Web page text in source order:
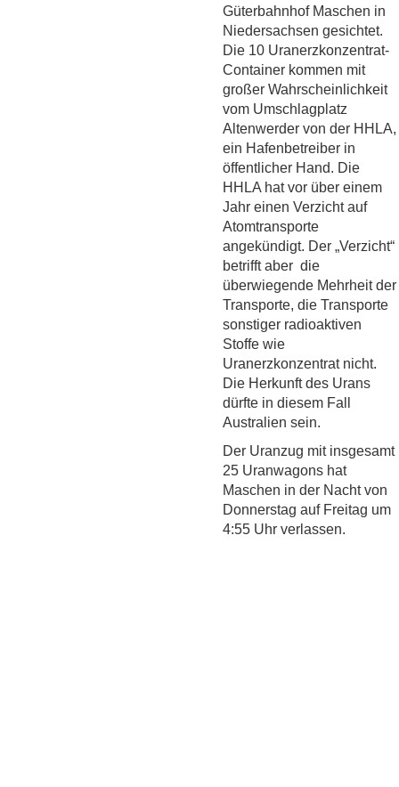
Güterbahnhof Maschen in
Niedersachsen gesichtet.
Die 10 Uranerzkonzentrat-
Container kommen mit
großer Wahrscheinlichkeit
vom Umschlagplatz
Altenwerder von der HHLA,
ein Hafenbetreiber in
öffentlicher Hand. Die
HHLA hat vor über einem
Jahr einen Verzicht auf
Atomtransporte
angekündigt. Der „Verzicht“
betrifft aber die
überwiegende Mehrheit der
Transporte, die Transporte
sonstiger radioaktiven
Stoffe wie
Uranerzkonzentrat nicht.
Die Herkunft des Urans
dürfte in diesem Fall
Australien sein.
Der Uranzug mit insgesamt
25 Uranwagons hat
Maschen in der Nacht von
Donnerstag auf Freitag um
4:55 Uhr verlassen.